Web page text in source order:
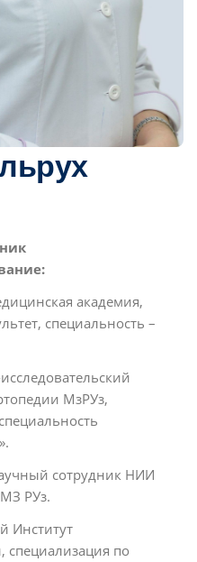
академия,
специальность –
МзРУз,
сотрудник НИИ
РУз.
Институт
специализация по